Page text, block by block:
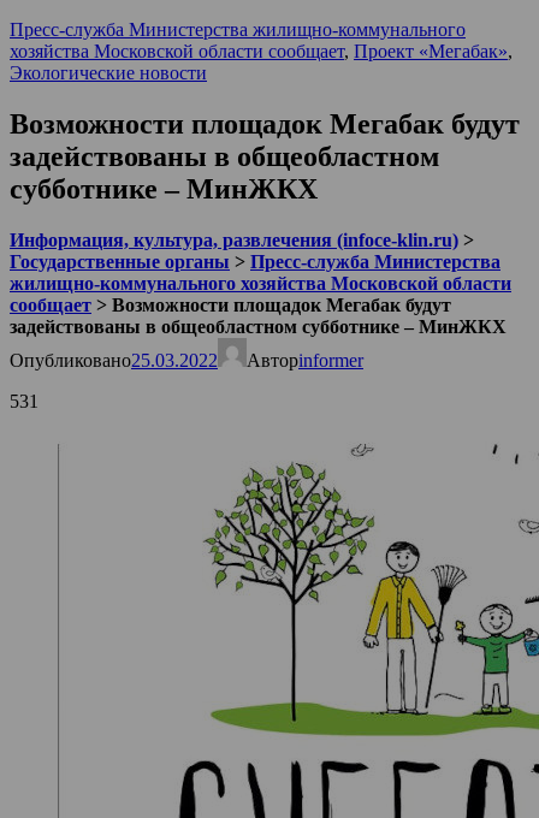
Пресс-служба Министерства жилищно-коммунального
хозяйства Московской области сообщает, Проект «Мегабак»,
Экологические новости
Возможности площадок Мегабак будут
задействованы в общеобластном
субботнике – МинЖКХ
Информация, культура, развлечения (infoce-klin.ru) >
Государственные органы > Пресс-служба Министерства
жилищно-коммунального хозяйства Московской области
сообщает > Возможности площадок Мегабак будут
задействованы в общеобластном субботнике – МинЖКХ
Опубликовано25.03.2022 Авторinformer
531